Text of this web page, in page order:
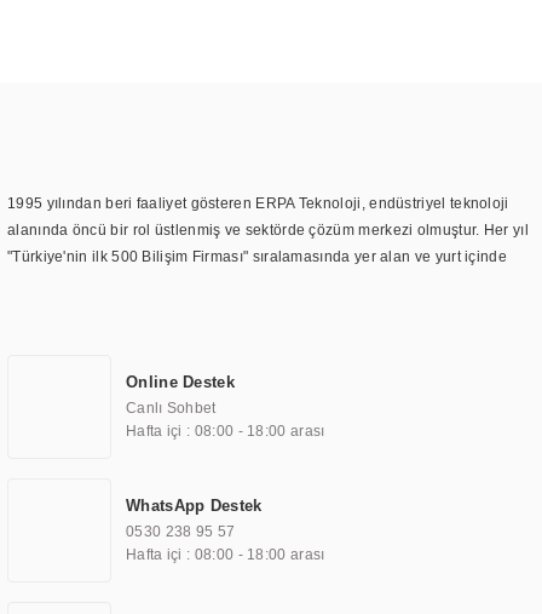
1995 yılından beri faaliyet gösteren ERPA Teknoloji, endüstriyel teknoloji
alanında öncü bir rol üstlenmiş ve sektörde çözüm merkezi olmuştur. Her yıl
"Türkiye'nin ilk 500 Bilişim Firması" sıralamasında yer alan ve yurt içinde
TOCHI markası altında kendi ürettiği ürünlerde kullanmıştır. Günümüzde
TOCHI; videowall, digital signage, kiosk, totem, akıllı durak ekranı, araç içi
ekran, asansör ekranı, digital menüboard, marin ekran, medikal ekran,
ekranları, endüstriyel ekranlar, kapı önü bilgi ekranları, panel PC,
endüstriyel Panel PC, mini PC, endüstriyel mini PC ve akıllı bina sistemleri
gibi çözümleri 4.5" ile 110” boyutları arasında üretebilirken, ayrıca standart
Online Destek
Canlı Sohbet
Hafta içi : 08:00 - 18:00 arası
WhatsApp Destek
0530 238 95 57
Hafta içi : 08:00 - 18:00 arası